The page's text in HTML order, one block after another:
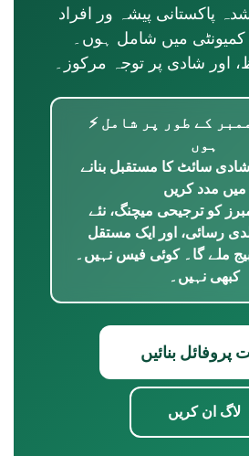
پاکستانی پیشہ ور افراد
میں شامل ہوں۔
اور شادی پر توجہ مرکوز۔
⚡ فاونڈنگ ممبر کے طور پر شامل
ہوں
سائٹ کا مستقبل بنانے
میں مدد کریں
100 ممبرز کو ترجیحی میچنگ، نئے
رسائی، اور ایک مستقل
ملے گا۔ کوئی فیس نہیں۔
کبھی نہیں۔
پروفائل بنائیں
لاگ ان کریں